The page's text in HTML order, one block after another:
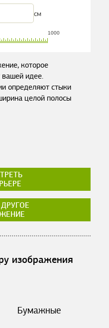
см
1000
которое
вашей идее.
определяют стыки
целой полосы
изображения
Бумажные